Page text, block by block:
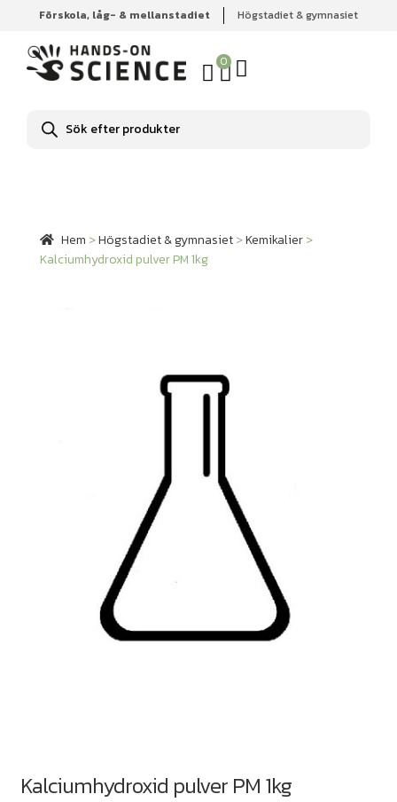
Förskola, låg- & mellanstadiet Högstadiet & gymnasiet
0
Produktsökning
Hem Högstadiet & gymnasiet
Kemikalier
Kalciumhydroxid pulver PM 1kg
Hem >Högstadiet & gymnasiet>Kemikalier>
Kalciumhydroxid pulver PM 1kg
Kalciumhydroxid pulver PM 1kg